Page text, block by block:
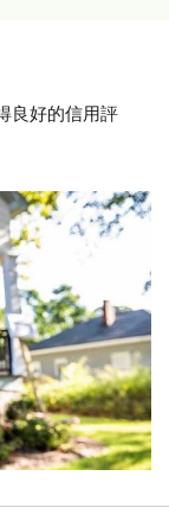
良好的信用評